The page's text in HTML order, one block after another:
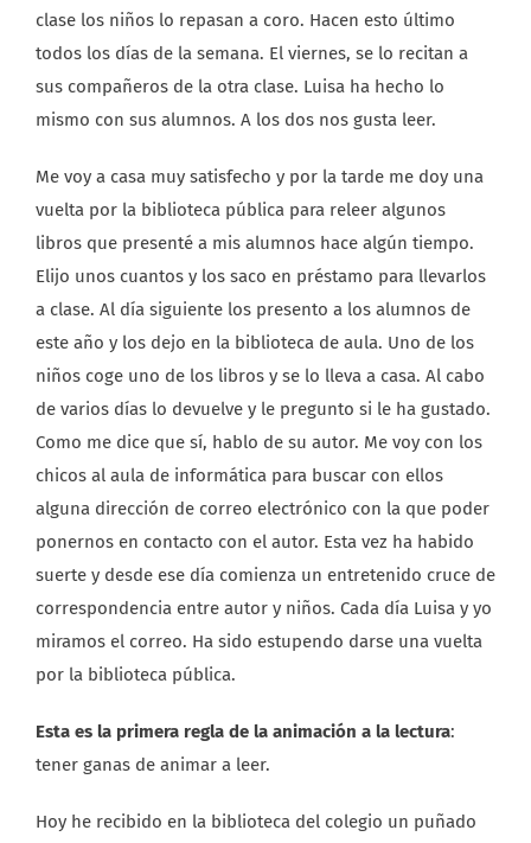
clase los niños lo repasan a coro. Hacen esto último
todos los días de la semana. El viernes, se lo recitan a
sus compañeros de la otra clase. Luisa ha hecho lo
mismo con sus alumnos. A los dos nos gusta leer.
Me voy a casa muy satisfecho y por la tarde me doy una
vuelta por la biblioteca pública para releer algunos
libros que presenté a mis alumnos hace algún tiempo.
Elijo unos cuantos y los saco en préstamo para llevarlos
a clase. Al día siguiente los presento a los alumnos de
este año y los dejo en la biblioteca de aula. Uno de los
niños coge uno de los libros y se lo lleva a casa. Al cabo
de varios días lo devuelve y le pregunto si le ha gustado.
Como me dice que sí, hablo de su autor. Me voy con los
chicos al aula de informática para buscar con ellos
alguna dirección de correo electrónico con la que poder
ponernos en contacto con el autor. Esta vez ha habido
suerte y desde ese día comienza un entretenido cruce de
correspondencia entre autor y niños. Cada día Luisa y yo
miramos el correo. Ha sido estupendo darse una vuelta
por la biblioteca pública.
Esta es la primera regla de la animación a la lectura:
tener ganas de animar a leer.
Hoy he recibido en la biblioteca del colegio un puñado